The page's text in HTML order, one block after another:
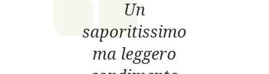
Un
saporitissimo
ma leggero